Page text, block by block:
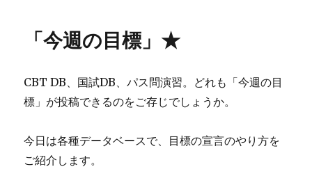
「今週の目標」★
CBT DB、国試DB、パス問演習。どれも「今週の目
標」が投稿できるのをご存じでしょうか。
今日は各種データベースで、目標の宣言のやり方を
ご紹介します。